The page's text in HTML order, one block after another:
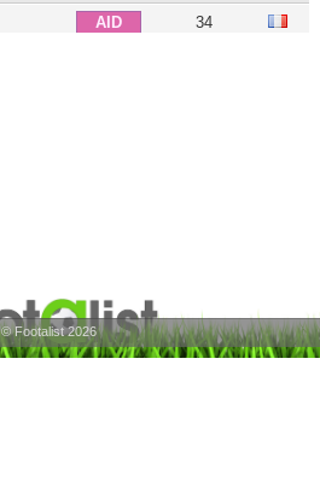
AID 34
BU 37
© Footalist 2026